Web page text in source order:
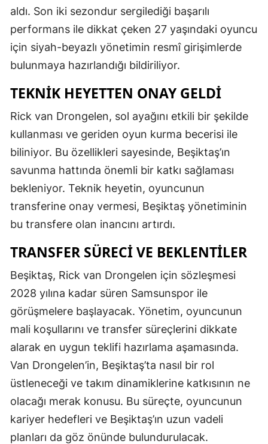
aldı. Son iki sezondur sergilediği başarılı
performans ile dikkat çeken 27 yaşındaki oyuncu
için siyah-beyazlı yönetimin resmî girişimlerde
bulunmaya hazırlandığı bildiriliyor.
TEKNIK HEYETTEN ONAY GELDI
Rick van Drongelen, sol ayağını etkili bir şekilde
kullanması ve geriden oyun kurma becerisi ile
biliniyor. Bu özellikleri sayesinde, Beşiktaş’ın
savunma hattında önemli bir katkı sağlaması
bekleniyor. Teknik heyetin, oyuncunun
transferine onay vermesi, Beşiktaş yönetiminin
bu transfere olan inancını artırdı.
TRANSFER SÜRECI VE BEKLENTILER
Beşiktaş, Rick van Drongelen için sözleşmesi
2028 yılına kadar süren Samsunspor ile
görüşmelere başlayacak. Yönetim, oyuncunun
mali koşullarını ve transfer süreçlerini dikkate
alarak en uygun teklifi hazırlama aşamasında.
Van Drongelen’in, Beşiktaş’ta nasıl bir rol
üstleneceği ve takım dinamiklerine katkısının ne
olacağı merak konusu. Bu süreçte, oyuncunun
kariyer hedefleri ve Beşiktaş’ın uzun vadeli
planları da göz önünde bulundurulacak.